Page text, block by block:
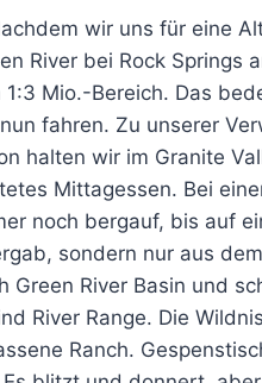
wir uns für eine
River bei Rock Springs
Mio.-Bereich. Das
fahren. Zu unserer
halten wir im Granite
Mittagessen. Bei
noch bergauf, bis auf
sondern nur aus
Green River Basin und
River Range. Die
Ranch.